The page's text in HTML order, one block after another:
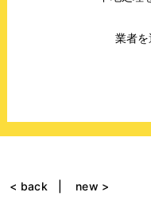
業者を
< back new >